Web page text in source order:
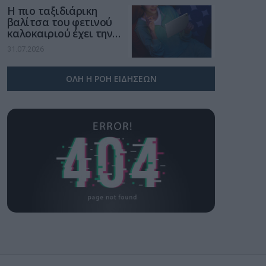
Η πιο ταξιδιάρικη
βαλίτσα του φετινού
καλοκαιριού έχει την
υπογραφή της Xiaomi
31.07.2026
ΟΛΗ Η ΡΟΗ ΕΙΔΗΣΕΩΝ